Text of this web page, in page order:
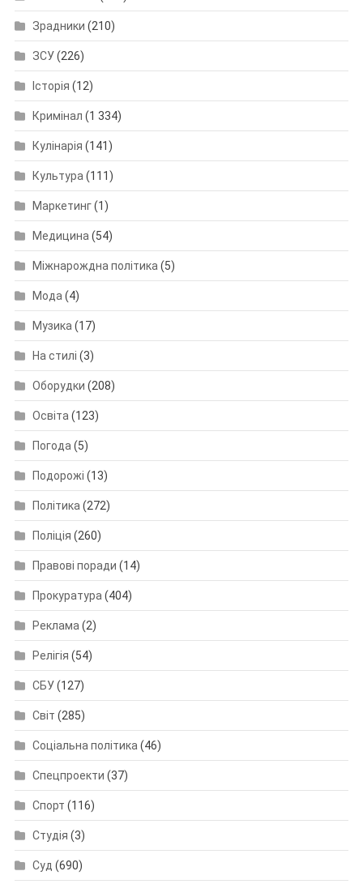
Зрадники (210)
ЗСУ(226)
Історія (12)
Кримінал (1 334)
Кулінарія (141)
Культура (111)
Маркетинг(1)
Медицина (54)
Міжнарождна політика (5)
Мода (4)
Музика (17)
На стилі (3)
Оборудки (208)
Освіта (123)
Погода (5)
Подорожі (13)
Політика (272)
Поліція (260)
Правові поради (14)
Прокуратура (404)
Реклама (2)
Релігія (54)
СБУ(127)
Світ (285)
Соціальна політика (46)
Спецпроекти (37)
Спорт (116)
Студія (3)
Суд (690)